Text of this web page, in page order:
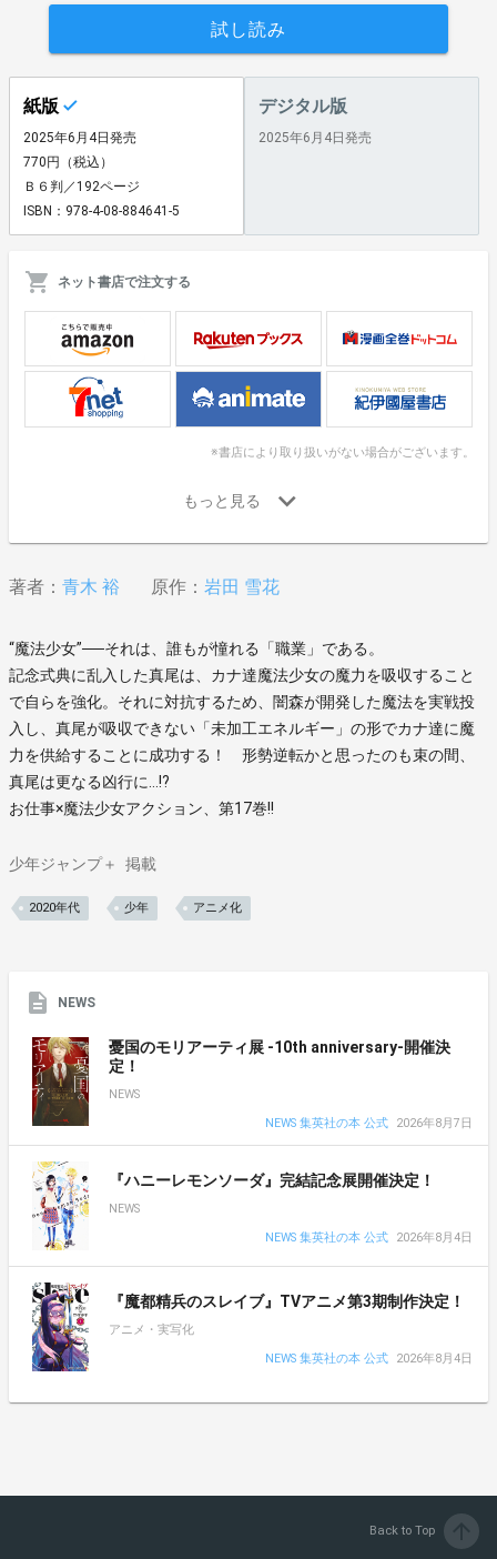
試し読み
紙版
2025年6月4日発売
770円（税込）
Ｂ６判／192ページ
ISBN：978-4-08-884641-5
デジタル版
2025年6月4日発売
ネット書店で注文する
※書店により取り扱いがない場合がございます。
著者： 青木 裕 原作： 岩田 雪花
“魔法少女”──それは、誰もが憧れる「職業」である。
記念式典に乱入した真尾は、カナ達魔法少女の魔力を吸収すること
で自らを強化。それに対抗するため、闇森が開発した魔法を実戦投
入し、真尾が吸収できない「未加工エネルギー」の形でカナ達に魔
力を供給することに成功する！ 形勢逆転かと思ったのも束の間、
真尾は更なる凶行に…!?
お仕事×魔法少女アクション、第17巻!!
少年ジャンプ＋ 掲載
2020年代 少年 アニメ化
NEWS
憂国のモリアーティ展 -10th anniversary-開催決
定！
NEWS
NEWS 集英社の本 公式
2026年8月7日
『ハニーレモンソーダ』完結記念展開催決定！
NEWS
NEWS 集英社の本 公式
2026年8月4日
『魔都精兵のスレイブ』TVアニメ第3期制作決定！
アニメ・実写化
NEWS 集英社の本 公式
2026年8月4日
Back to Top